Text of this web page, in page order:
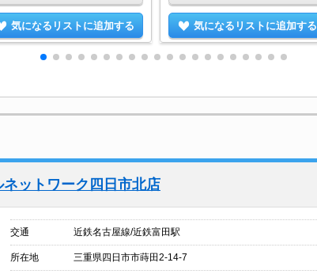
気になるリストに追加する 気になるリストに追加する
ットワーク四日市北店
交通 近鉄名古屋線/近鉄富田駅
所在地 三重県四日市市蒔田2-14-7